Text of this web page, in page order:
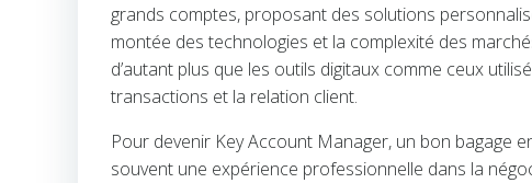
grands comptes, proposant des solutions
montée des technologies et la complexité des
d’autant plus que les outils digitaux comme ceux
transactions et la relation client.
Pour devenir Key Account Manager, un bon bagage
souvent une expérience professionnelle dans la